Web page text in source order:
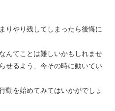
りやり残してしまったら後悔に
んてことは難しいかもしれませ
せるよう、今その時に動いてい
動を始めてみてはいかがでしょ